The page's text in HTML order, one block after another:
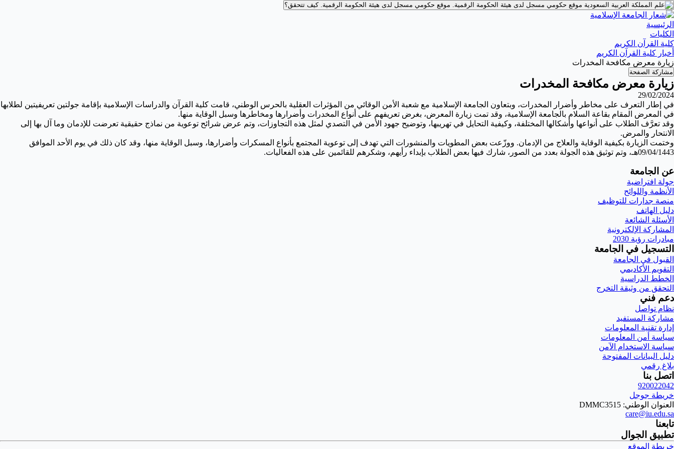
موقع حكومي مسجل لدى هيئة الحكومة الرقمية. موقع حكومي مسجل لدى هيئة الحكومة الرقمية.كيف تتحقق؟
الرئيسية
الكليات
كلية القرآن الكريم
أخبار كلية القرآن الكريم
زيارة معرض مكافحة المخدرات
مشاركة الصفحة
زيارة معرض مكافحة المخدرات
29/02/2024
في إطار التعرف على مخاطر وأضرار المخدرات، وبتعاون الجامعة الإسلامية مع شعبة الأمن الوقائي من المؤثرات العقلية بالحرس الوطني، قامت كلية القرآن والدراسات الإسلامية بإقامة جولتين تعريفيتين لطلابها
في المعرض المقام بقاعة السلام بالجامعة الإسلامية، وقد تمت زيارة المعرض، بغرض تعريفهم على أنواع المخدرات وأضرارها ومخاطرها وسبل الوقاية منها.
وقد تعرَّف الطلاب على أنواعها وأشكالها المختلفة، وكيفية التحايل في تهريبها، وتوضيح جهود الأمن في التصدي لمثل هذه التجاوزات، وتم عرض شرائح توعوية من نماذج حقيقية تعرضت للإدمان وما آل بها إلى
الانتحار والمرض.
وختمت الزيارة بكيفية الوقاية والعلاج من الإدمان. ووزّعت بعض المطويات والمنشورات التي تهدف إلى توعوية المجتمع بأنواع المسكرات وأضرارها، وسبل الوقاية منها، وقد كان ذلك في يوم الأحد الموافق
09/04/1443هـ، وتم توثيق هذه الجولة بعدد من الصور، شارك فيها بعض الطلاب بإبداء رأيهم، وشكرهم للقائمين على هذه الفعاليات.
عن الجامعة
جولة افتراضية
الأنظمة واللوائح
منصة جدارات للتوظيف
دليل الهاتف
الأسئلة الشائعة
المشاركة الإلكترونية
مبادرات رؤية 2030
التسجيل في الجامعة
القبول في الجامعة
التقويم الأكاديمي
الخطط الدراسية
التحقق من وثيقة التخرج
دعم فني
نظام تواصل
مشاركة المستفيد
إدارة تقنية المعلومات
سياسة أمن المعلومات
سياسة الاستخدام الآمن
دليل البيانات المفتوحة
بلاغ رقمي
اتصل بنا
920022042
خريطة جوجل
العنوان الوطني: DMMC3515
care@iu.edu.sa
تابعنا
تطبيق الجوال
خريطة الموقع